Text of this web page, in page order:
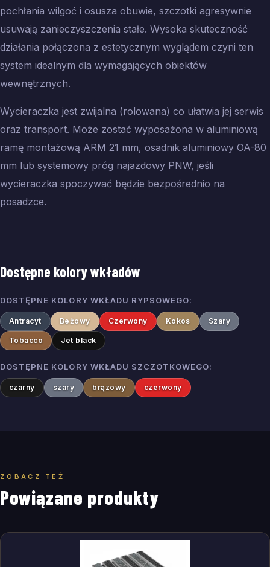
pochłania wilgoć i osusza obuwie, szczotki agresywnie
usuwają zanieczyszczenia stałe. Wysoka skuteczność
działania połączona z estetycznym wyglądem czyni ten
system idealnym dla wymagających obiektów
wewnętrznych.
Wycieraczka jest zwijalna (rolowana) co ułatwia jej serwis
oraz transport. Może zostać wyposażona w aluminiową
ramę montażową ARM 21 mm, osadnik aluminiowy OA-80
mm lub systemowy próg najazdowy PNW, jeśli
wycieraczka spoczywać będzie bezpośrednio na
posadzce.
Dostępne kolory wkładów
DOSTĘPNE KOLORY WKŁADU RYPSOWEGO:
Antracyt Beżowy Czerwony Kokos Szary
Tobacco Jet black
DOSTĘPNE KOLORY WKŁADU SZCZOTKOWEGO:
czarny szary brązowy czerwony
ZOBACZ TEŻ
Powiązane produkty